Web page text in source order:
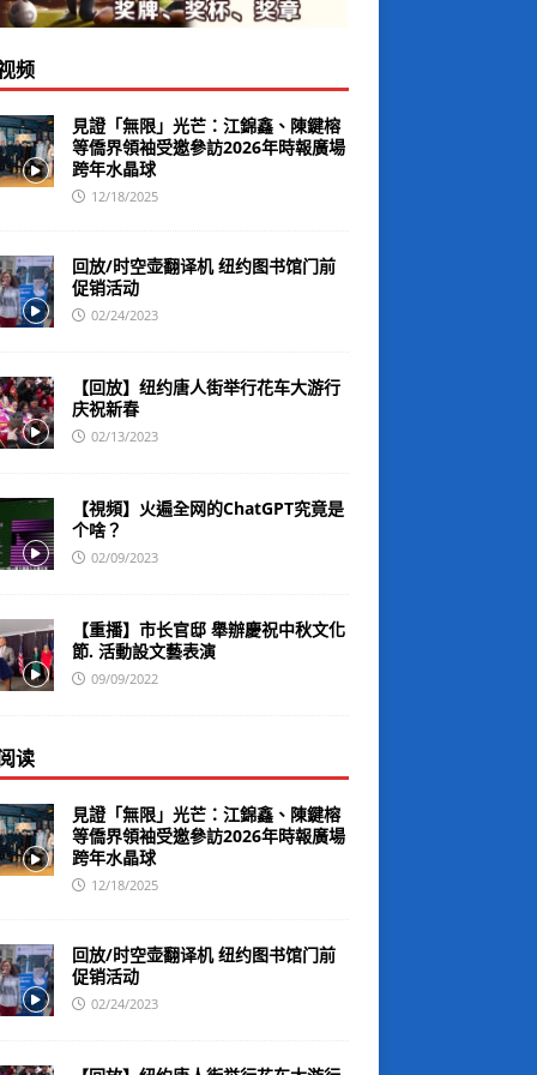
频
見證「無限」光芒：江錦鑫、陳鍵榕
等僑界領袖受邀參訪2026年時報廣場
跨年水晶球
12/18/2025
回放/时空壶翻译机 纽约图书馆门前
促销活动
02/24/2023
【回放】纽约唐人街举行花车大游行
庆祝新春
02/13/2023
【視頻】火遍全网的ChatGPT究竟是
个啥？
02/09/2023
【重播】市长官邸 舉辦慶祝中秋文化
節. 活動設文藝表演
09/09/2022
读
見證「無限」光芒：江錦鑫、陳鍵榕
等僑界領袖受邀參訪2026年時報廣場
跨年水晶球
12/18/2025
回放/时空壶翻译机 纽约图书馆门前
促销活动
02/24/2023